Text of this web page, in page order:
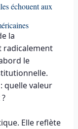
échouent aux
la
radicalement
le
quelle valeur
Elle reflète